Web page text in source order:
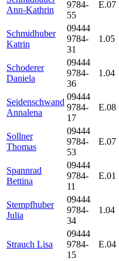
Ann-Kathrin
9784-
55
E.07
Schmidhuber
Katrin
09444
9784-
31
1.05
Schoderer
Daniela
09444
9784-
36
1.04
Seidenschwand
Annalena
09444
9784-
17
E.08
Sollner
Thomas
09444
9784-
53
E.07
Spannrad
Bettina
09444
9784-
11
E.01
Stempfhuber
Julia
09444
9784-
34
1.04
Strauch Lisa
09444
9784-
15
E.04